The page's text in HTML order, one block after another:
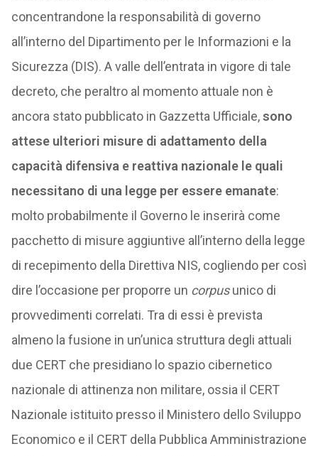
concentrandone la responsabilità di governo
all’interno del Dipartimento per le Informazioni e la
Sicurezza (DIS). A valle dell’entrata in vigore di tale
decreto, che peraltro al momento attuale non è
ancora stato pubblicato in Gazzetta Ufficiale,sono
attese ulteriori misure di adattamento della
capacità difensiva e reattiva nazionale le quali
necessitano di una legge per essere emanate:
molto probabilmente il Governo le inserirà come
pacchetto di misure aggiuntive all’interno della legge
di recepimento della Direttiva NIS, cogliendo per così
dire l’occasione per proporre un corpusunico di
provvedimenti correlati. Tra di essi è prevista
almeno la fusione in un’unica struttura degli attuali
due CERT che presidiano lo spazio cibernetico
nazionale di attinenza non militare, ossia il CERT
Nazionale istituito presso il Ministero dello Sviluppo
Economico e il CERT della Pubblica Amministrazione